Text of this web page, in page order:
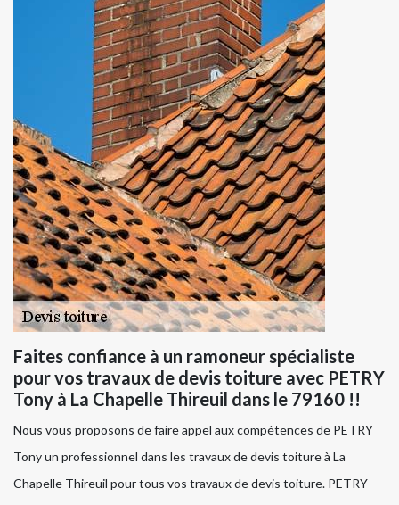
Faites confiance à un ramoneur spécialiste
pour vos travaux de devis toiture avec PETRY
Tony à La Chapelle Thireuil dans le 79160 !!
Nous vous proposons de faire appel aux compétences de PETRY
Tony un professionnel dans les travaux de devis toiture à La
Chapelle Thireuil pour tous vos travaux de devis toiture. PETRY